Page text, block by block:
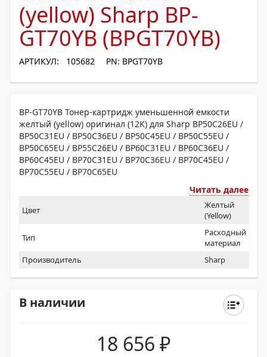
(yellow) Sharp BP-
GT70YB (BPGT70YB)
АРТИКУЛ: 105682 PN: BPGT70YB
BP-GT70YB Тонер-картридж уменьшенной емкости
желтый (yellow) оригинал (12K) для Sharp BP50C26EU /
BP50C31EU / BP50C36EU / BP50C45EU / BP50C55EU /
BP50C65EU / BP55C26EU / BP60C31EU / BP60C36EU /
BP60C45EU / BP70C31EU / BP70C36EU / BP70C45EU /
BP70C55EU / BP70C65EU
Читать далее
Цвет
Желтый
(Yellow)
Тип
Расходный
материал
Производитель
Sharp
В наличии
18 656 ₽